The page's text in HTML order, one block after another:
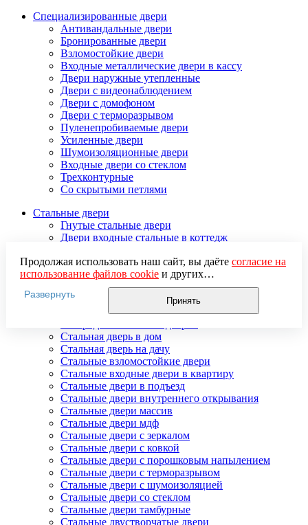
Специализированные двери
Антивандальные двери
Бронированные двери
Взломостойкие двери
Входные металлические двери в кассу
Двери наружные утепленные
Двери с видеонаблюдением
Двери с домофоном
Двери с терморазрывом
Пуленепробиваемые двери
Усиленные двери
Шумоизоляционные двери
Входные двери со стеклом
Трехконтурные
Со скрытыми петлями
Стальные двери
Гнутые стальные двери
Двери входные стальные в коттедж
Стальные двери для улицы
Двери стальные утепленные
Дверь стальная двупольная
Наружные стальные двери
Недорогие стальные двери
Стальная дверь в дом
Стальная дверь на дачу
Стальные взломостойкие двери
Стальные входные двери в квартиру
Стальные двери в подъезд
Стальные двери внутреннего открывания
Стальные двери массив
Стальные двери мдф
Стальные двери с зеркалом
Стальные двери с ковкой
Стальные двери с порошковым напылением
Стальные двери с терморазрывом
Стальные двери с шумоизоляцией
Стальные двери со стеклом
Стальные двери тамбурные
Стальные двустворчатые двери
Продолжая использовать наш сайт, вы даёте согласие на
использование файлов cookieи других
пользовательских данных (включая IP-адрес, сведения о
местоположении, устройстве, действиях на сайте и т. п.)
для функционирования сайта, проведения
использования систем аналитики (например,
Яндекс.Метрика), в соответствии с нашей
обработки персональных данных.
Если вы не хотите, чтобы ваши данные обрабатывались,
настройте ограничения в браузере или покиньте сайт.
Развернуть
Принять